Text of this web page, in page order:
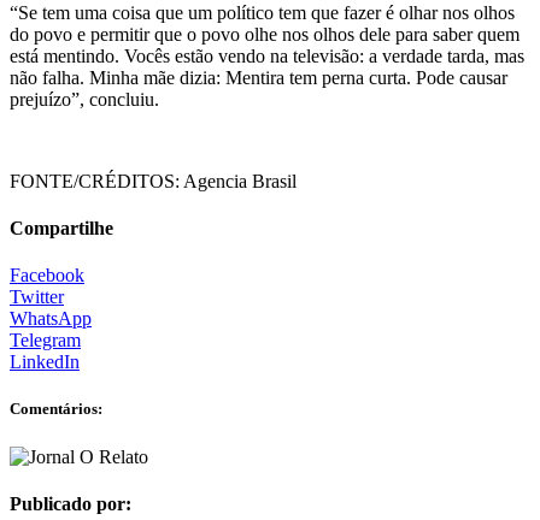
“Se tem uma coisa que um político tem que fazer é olhar nos olhos
do povo e permitir que o povo olhe nos olhos dele para saber quem
está mentindo. Vocês estão vendo na televisão: a verdade tarda, mas
não falha. Minha mãe dizia: Mentira tem perna curta. Pode causar
prejuízo”, concluiu.
FONTE/CRÉDITOS: Agencia Brasil
Compartilhe
Facebook
Twitter
WhatsApp
Telegram
LinkedIn
Comentários:
Publicado por: